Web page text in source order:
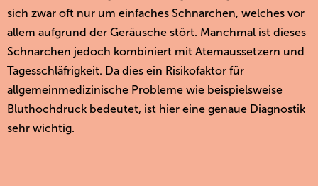
sich zwar oft nur um einfaches Schnarchen, welches vor
allem aufgrund der Geräusche stört. Manchmal ist dieses
Schnarchen jedoch kombiniert mit Atemaussetzern und
Tagesschläfrigkeit. Da dies ein Risikofaktor für
allgemeinmedizinische Probleme wie beispielsweise
Bluthochdruck bedeutet, ist hier eine genaue Diagnostik
sehr wichtig.